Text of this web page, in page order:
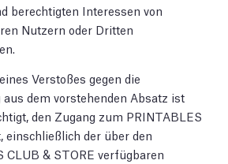
berechtigten Interessen von
Nutzern oder Dritten
Verstoßes gegen die
dem vorstehenden Absatz ist
den Zugang zum PRINTABLES
einschließlich der über den
CLUB & STORE verfügbaren